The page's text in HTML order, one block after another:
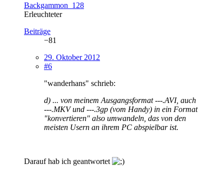
Backgammon_128
Erleuchteter
Beiträge
−81
29. Oktober 2012
#6
"wanderhans" schrieb:
d) ... von meinem Ausgangsformat ---.AVI, auch
---.MKV und ---.3gp (vom Handy) in ein Format
"konvertieren" also umwandeln, das von den
meisten Usern an ihrem PC abspielbar ist.
Darauf hab ich geantwortet